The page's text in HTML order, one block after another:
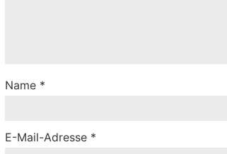
Name *
E-Mail-Adresse *